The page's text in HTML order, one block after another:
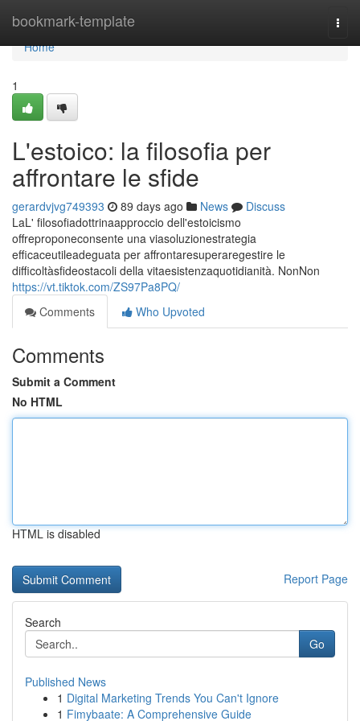
bookmark-template
Home
Home
1
L'estoico: la filosofia per
affrontare le sfide
gerardvjvg749393 89 days ago News
Discuss
LaL' filosofiadottrinaapproccio dell'estoicismo
offreproponeconsente una viasoluzionestrategia
efficaceutileadeguata per affrontaresuperaregestire le
difficoltàsfideostacoli della vitaesistenzaquotidianità. NonNon
https://vt.tiktok.com/ZS97Pa8PQ/
Comments
Who Upvoted
Comments
Submit a Comment
No HTML
HTML is disabled
Report Page
Search
Go
Published News
1 Digital Marketing Trends You Can't Ignore
1 Fimybaate: A Comprehensive Guide